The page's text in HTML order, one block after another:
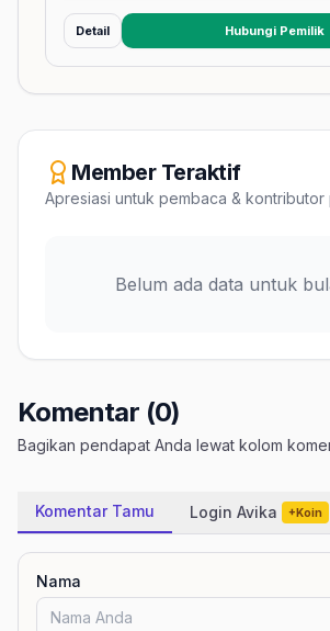
Detail Hubungi Pemilik
Member Teraktif
Apresiasi untuk pembaca & kontributor
Belum ada data untuk
Komentar (0)
Bagikan pendapat Anda lewat kolom
Komentar Tamu Login Avika +Koin
Nama